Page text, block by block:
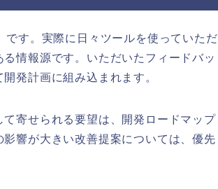
す。実際に日々ツールを使っていただ
情報源です。いただいたフィードバッ
発計画に組み込まれます。
寄せられる要望は、開発ロードマップ
響が大きい改善提案については、優先